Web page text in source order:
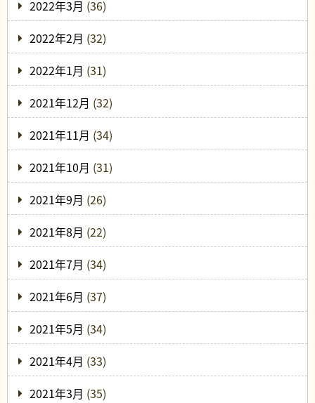
2022年3月 (36)
2022年2月 (32)
2022年1月 (31)
2021年12月 (32)
2021年11月 (34)
2021年10月 (31)
2021年9月 (26)
2021年8月 (22)
2021年7月 (34)
2021年6月 (37)
2021年5月 (34)
2021年4月 (33)
2021年3月 (35)